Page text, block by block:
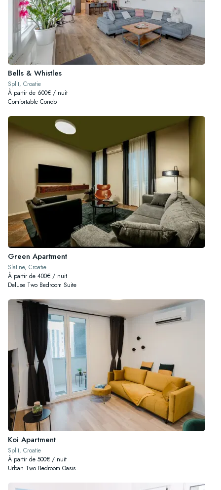
Bells & Whistles
Split, Croatie
À partir de 600€ / nuit
Comfortable Condo
Green Apartment
Slatine, Croatie
À partir de 400€ / nuit
Deluxe Two Bedroom Suite
Koi Apartment
Split, Croatie
À partir de 500€ / nuit
Urban Two Bedroom Oasis